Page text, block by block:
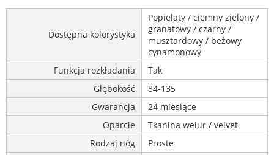
Dostępna kolorystyka
Popielaty / ciemny zielony /
granatowy / czarny /
musztardowy / beżowy
cynamonowy
Funkcja rozkładania
Tak
Głębokość
84-135
Gwarancja
24 miesiące
Oparcie
Tkanina welur / velvet
Rodzaj nóg
Proste